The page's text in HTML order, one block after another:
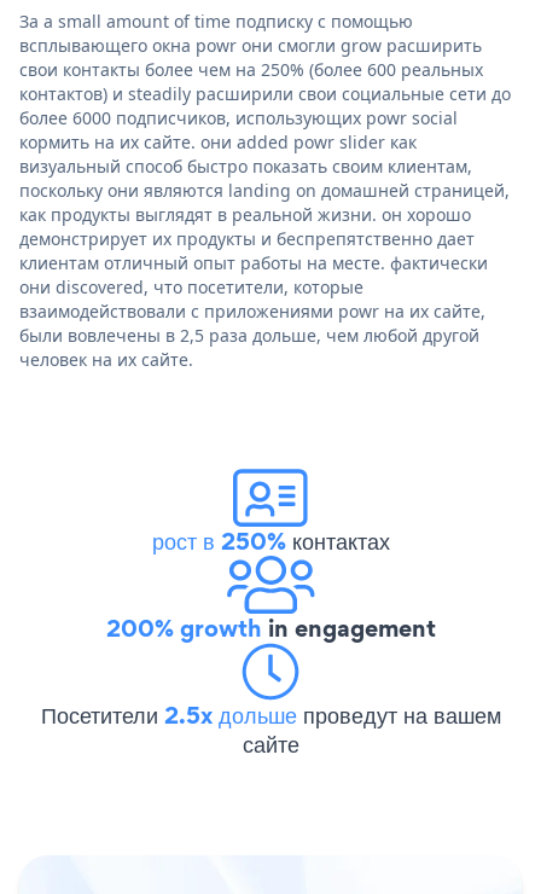
За a small amount of time подписку с помощью
всплывающего окна powr они смогли grow расширить
свои контакты более чем на 250% (более 600 реальных
контактов) и steadily расширили свои социальные сети до
более 6000 подписчиков, использующих powr social
кормить на их сайте. они added powr slider как
визуальный способ быстро показать своим клиентам,
поскольку они являются landing on домашней страницей,
как продукты выглядят в реальной жизни. он хорошо
демонстрирует их продукты и беспрепятственно дает
клиентам отличный опыт работы на месте. фактически
они discovered, что посетители, которые
взаимодействовали с приложениями powr на их сайте,
были вовлечены в 2,5 раза дольше, чем любой другой
человек на их сайте.
рост в 250%контактах
200% growth in engagement
Посетители 2.5x дольше проведут на вашем
сайте